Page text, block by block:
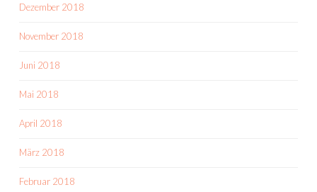
Dezember 2018
November 2018
Juni 2018
Mai 2018
April 2018
März 2018
Februar 2018